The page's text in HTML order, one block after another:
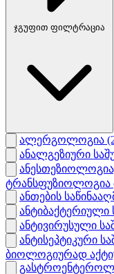
ჯგუფით ფილტრაცია
ალერგოლოგია
ანალგეზიური
ტრანსფუზიოლოგია
ანთების
ანტიბაქტერიული
ანტივირუსული
ანტისეპტიკური
ბიოლოგიურად